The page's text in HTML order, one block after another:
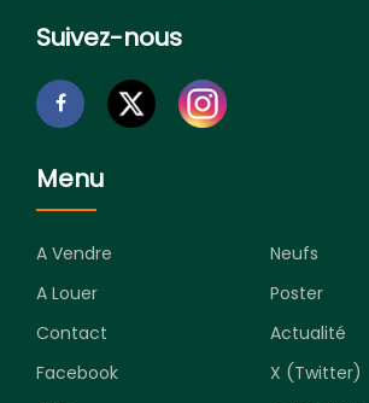
Suivez-nous
Menu
A Vendre
Neufs
A Louer
Poster
Contact
Actualité
Facebook
X (Twitter)